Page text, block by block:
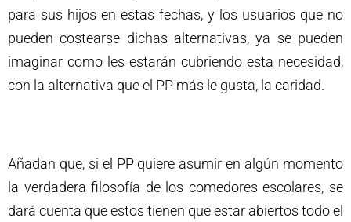
para sus hijos en estas fechas, y los usuarios que no
pueden costearse dichas alternativas, ya se pueden
imaginar como les estarán cubriendo esta necesidad,
con la alternativa que el PP más le gusta, la caridad.
Añadan que, si el PP quiere asumir en algún momento
la verdadera filosofía de los comedores escolares, se
dará cuenta que estos tienen que estar abiertos todo el